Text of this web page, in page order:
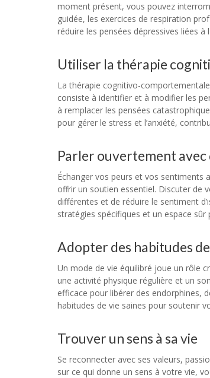
moment présent, vous pouvez
guidée, les exercices de respiration
réduire les pensées dépressives liées à
Utiliser la thérapie
La thérapie cognitivo-
consiste à identifier et à modifier les
à remplacer les pensées
pour gérer le stress et l’anxiété,
Parler ouvertement avec
Échanger vos peurs et vos sentiments
offrir un soutien essentiel. Discuter de
différentes et de réduire le sentiment
stratégies spécifiques et un espace
Adopter des habitudes
Un mode de vie équilibré joue un rôle
une activité physique régulière et un
efficace pour libérer des endorphines,
habitudes de vie saines pour soutenir
Trouver un sens à sa vie
Se reconnecter avec ses valeurs,
sur ce qui donne un sens à votre vie,